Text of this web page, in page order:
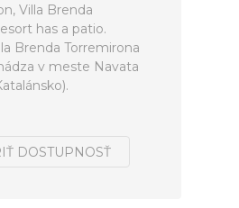
Villa Brenda
has a patio.
Brenda Torremirona
v meste Navata
DOSTUPNOSŤ